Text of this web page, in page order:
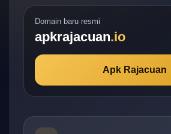
Domain baru resmi
apkrajacuan.io
Apk Rajacuan